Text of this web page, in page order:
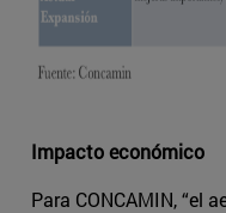
Impacto económico
Para CONCAMIN, “el